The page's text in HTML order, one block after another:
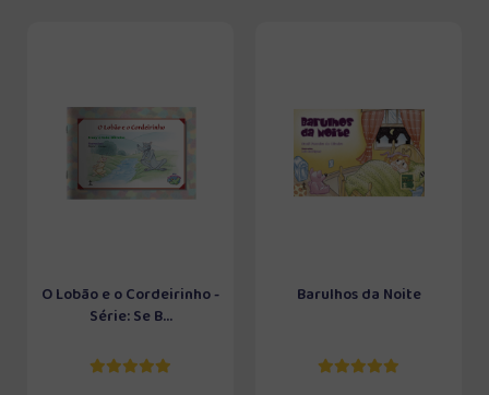
O Lobão e o Cordeirinho -
Série: Se B...
Barulhos da Noite